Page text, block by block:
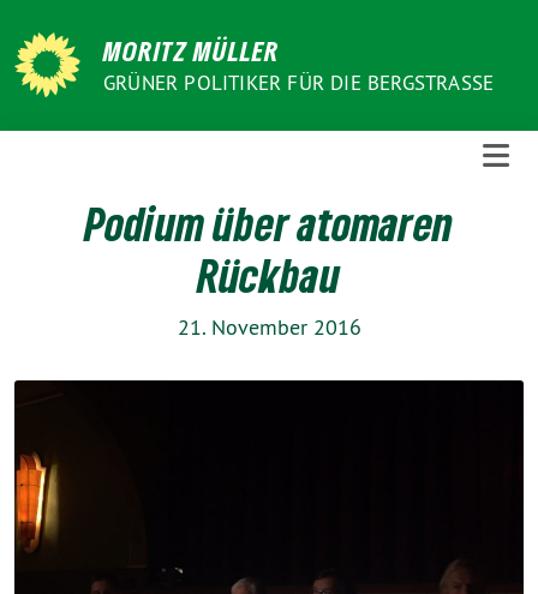
zum
Inhalt
MORITZ MÜLLER
GRÜNER POLITIKER FÜR DIE BERGSTRASSE
Podium über atomaren
Rückbau
21. November 2016